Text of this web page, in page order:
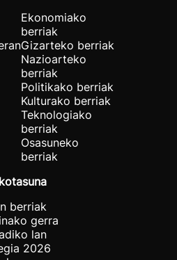
Ekonomiako
berriak
Gizarteko berriak
Nazioarteko
berriak
Politikako berriak
Kulturako berriak
Teknologiako
berriak
Osasuneko
berriak
berriak
gerra
lan
2026